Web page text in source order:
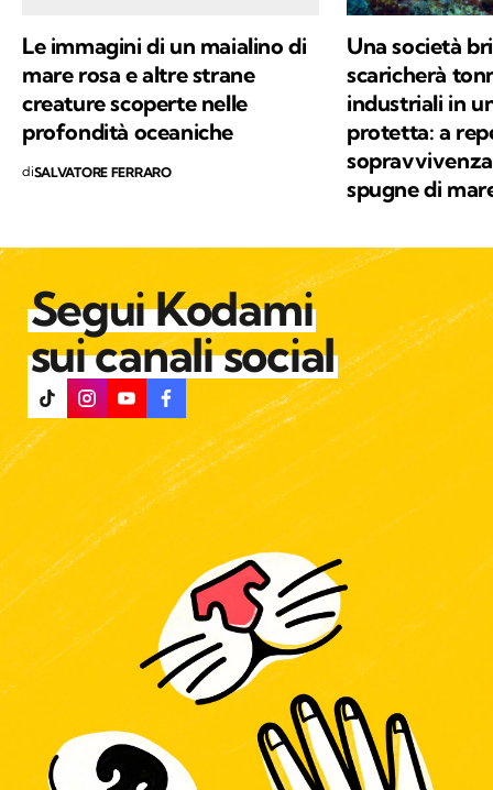
Le immagini di un maialino di
mare rosa e altre strane
creature scoperte nelle
profondità oceaniche
diSALVATORE FERRARO
Una società
scaricherà
industriali in
protetta: a
spugne di
Segui Kodami
sui canali social